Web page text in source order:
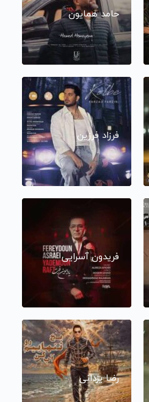
حامد همایون
فرزاد فرزین
فریدون آسرایی
رضا یزدانی